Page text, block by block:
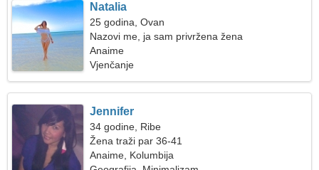
Natalia
25 godina, Ovan
Nazovi me, ja sam privržena žena
Anaime
Vjenčanje
Jennifer
34 godine, Ribe
Žena traži par 36-41
Anaime, Kolumbija